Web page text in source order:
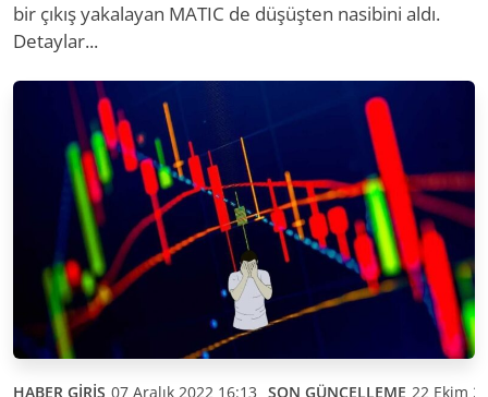
bir çıkış yakalayan MATIC de düşüşten nasibini aldı.
Detaylar...
HABER GİRİŞ 07 Aralık 2022 16:13 SON GÜNCELLEME 22 Ekim